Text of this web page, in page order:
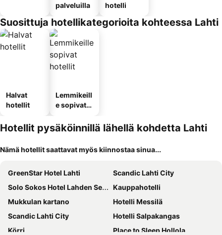
palveluilla
hotelli
Suosittuja hotellikategorioita kohteessa Lahti
Halvat
hotellit
Lemmikeill
e sopivat
Hotellit pysäköinnillä lähellä kohdetta Lahti
Nämä hotellit saattavat myös kiinnostaa sinua...
GreenStar Hotel Lahti
Scandic Lahti City
Solo Sokos Hotel Lahden Seurahuone
Kauppahotelli
Mukkulan kartano
Hotelli Messilä
Scandic Lahti City
Hotelli Salpakangas
Körri
Place to Sleep Hollola